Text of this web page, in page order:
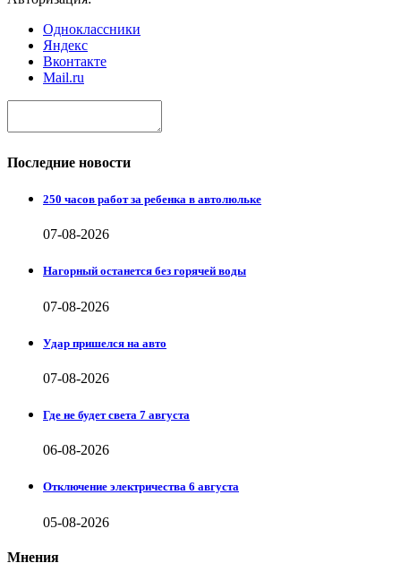
Одноклассники
Яндекс
Вконтакте
Mail.ru
Последние новости
250 часов работ за ребенка в автолюльке
07-08-2026
Нагорный останется без горячей воды
07-08-2026
Удар пришелся на авто
07-08-2026
Где не будет света 7 августа
06-08-2026
Отключение электричества 6 августа
05-08-2026
Мнения